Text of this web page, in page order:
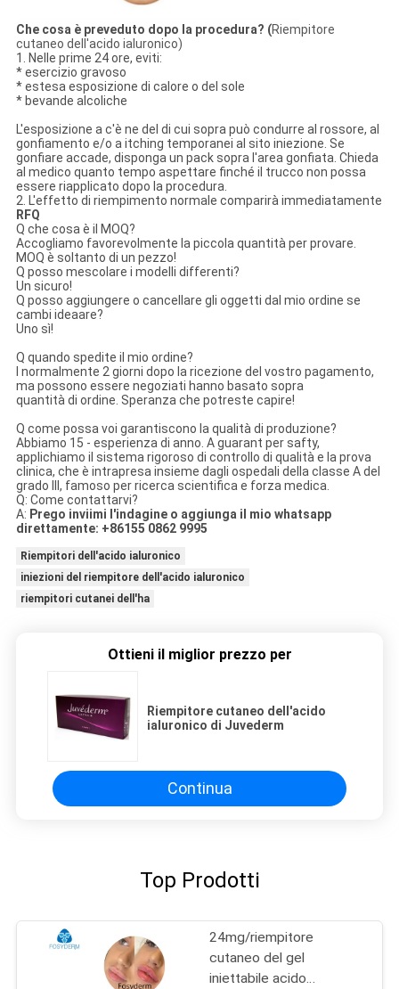
Che cosa è preveduto dopo la procedura? (Riempitore
cutaneo dell'acido ialuronico)
1. Nelle prime 24 ore, eviti:
* esercizio gravoso
* estesa esposizione di calore o del sole
* bevande alcoliche
L'esposizione a c'è ne del di cui sopra può condurre al rossore, al
gonfiamento e/o a itching temporanei al sito iniezione. Se
gonfiare accade, disponga un pack sopra l'area gonfiata. Chieda
al medico quanto tempo aspettare finché il trucco non possa
essere riapplicato dopo la procedura.
2. L'effetto di riempimento normale comparirà immediatamente
RFQ
Q che cosa è il MOQ?
Accogliamo favorevolmente la piccola quantità per provare.
MOQ è soltanto di un pezzo!
Q posso mescolare i modelli differenti?
Un sicuro!
Q posso aggiungere o cancellare gli oggetti dal mio ordine se
cambi ideaare?
Uno sì!
Q quando spedite il mio ordine?
I normalmente 2 giorni dopo la ricezione del vostro pagamento,
ma possono essere negoziati hanno basato sopra
quantità di ordine. Speranza che potreste capire!
Q come possa voi garantiscono la qualità di produzione?
Abbiamo 15 - esperienza di anno. A guarant per safty,
applichiamo il sistema rigoroso di controllo di qualità e la prova
clinica, che è intrapresa insieme dagli ospedali della classe A del
grado III, famoso per ricerca scientifica e forza medica.
Q: Come contattarvi?
A: Prego inviimi l'indagine o aggiunga il mio whatsapp
direttamente: +86155 0862 9995
Riempitori dell'acido ialuronico
iniezioni del riempitore dell'acido ialuronico
riempitori cutanei dell'ha
Ottieni il miglior prezzo per
Riempitore cutaneo dell'acido
ialuronico di Juvederm
Continua
Top Prodotti
24mg/riempitore
cutaneo del gel
iniettabile acido